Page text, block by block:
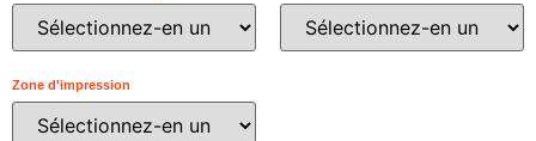
Zone d'impression